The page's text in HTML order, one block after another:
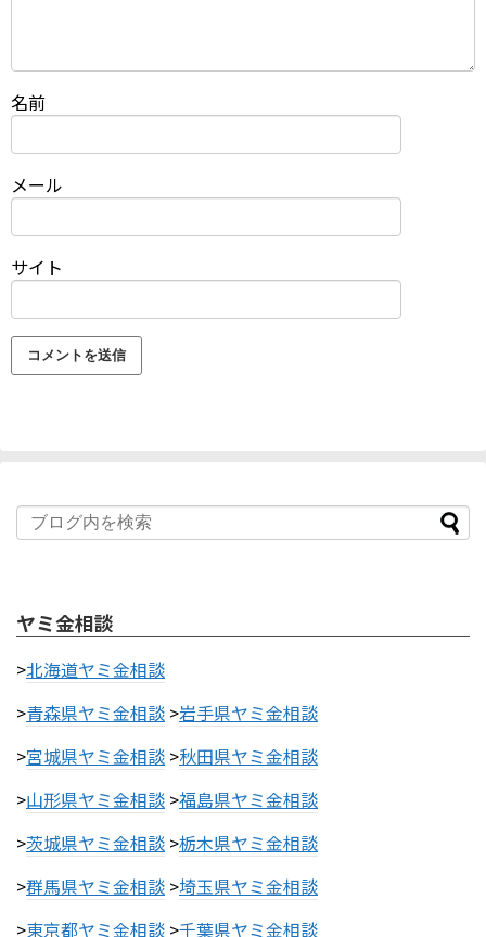
名前
メール
サイト
ヤミ金相談
>北海道ヤミ金相談
>青森県ヤミ金相談 >岩手県ヤミ金相談
>宮城県ヤミ金相談 >秋田県ヤミ金相談
>山形県ヤミ金相談 >福島県ヤミ金相談
>茨城県ヤミ金相談 >栃木県ヤミ金相談
>群馬県ヤミ金相談 >埼玉県ヤミ金相談
>東京都ヤミ金相談 >千葉県ヤミ金相談